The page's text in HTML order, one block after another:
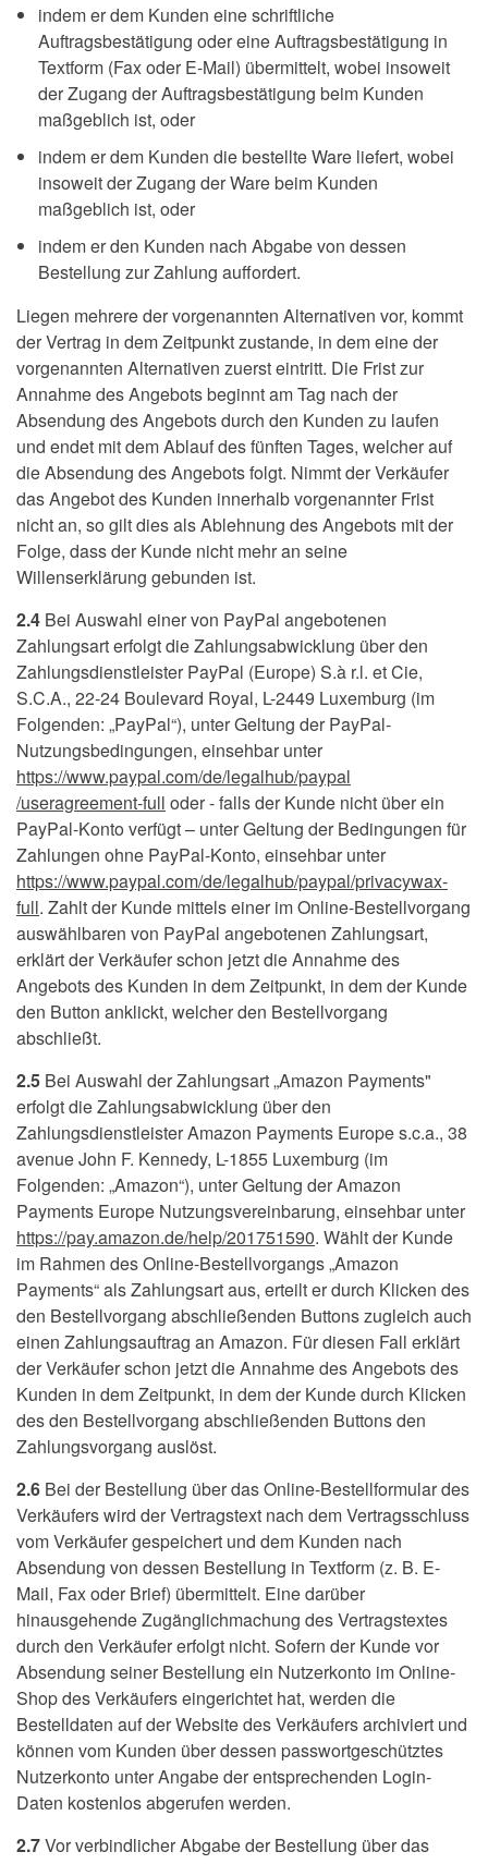
indem er dem Kunden eine schriftliche
Auftragsbestätigung oder eine Auftragsbestätigung in
Textform (Fax oder E-Mail) übermittelt, wobei insoweit
der Zugang der Auftragsbestätigung beim Kunden
maßgeblich ist, oder
indem er dem Kunden die bestellte Ware liefert, wobei
insoweit der Zugang der Ware beim Kunden
maßgeblich ist, oder
indem er den Kunden nach Abgabe von dessen
Bestellung zur Zahlung auffordert.
Liegen mehrere der vorgenannten Alternativen vor, kommt
der Vertrag in dem Zeitpunkt zustande, in dem eine der
vorgenannten Alternativen zuerst eintritt. Die Frist zur
Annahme des Angebots beginnt am Tag nach der
Absendung des Angebots durch den Kunden zu laufen
und endet mit dem Ablauf des fünften Tages, welcher auf
die Absendung des Angebots folgt. Nimmt der Verkäufer
das Angebot des Kunden innerhalb vorgenannter Frist
nicht an, so gilt dies als Ablehnung des Angebots mit der
Folge, dass der Kunde nicht mehr an seine
Willenserklärung gebunden ist.
2.4 Bei Auswahl einer von PayPal angebotenen
Zahlungsart erfolgt die Zahlungsabwicklung über den
Zahlungsdienstleister PayPal (Europe) S.à r.l. et Cie,
S.C.A., 22-24 Boulevard Royal, L-2449 Luxemburg (im
Folgenden: „PayPal“), unter Geltung der PayPal-
Nutzungsbedingungen, einsehbar unter
https://www.paypal.com/de/legalhub/paypal
/useragreement-full oder - falls der Kunde nicht über ein
PayPal-Konto verfügt – unter Geltung der Bedingungen für
Zahlungen ohne PayPal-Konto, einsehbar unter
https://www.paypal.com/de/legalhub/paypal/privacywax-
full. Zahlt der Kunde mittels einer im Online-Bestellvorgang
auswählbaren von PayPal angebotenen Zahlungsart,
erklärt der Verkäufer schon jetzt die Annahme des
Angebots des Kunden in dem Zeitpunkt, in dem der Kunde
den Button anklickt, welcher den Bestellvorgang
abschließt.
2.5 Bei Auswahl der Zahlungsart „Amazon Payments"
erfolgt die Zahlungsabwicklung über den
Zahlungsdienstleister Amazon Payments Europe s.c.a., 38
avenue John F. Kennedy, L-1855 Luxemburg (im
Folgenden: „Amazon“), unter Geltung der Amazon
Payments Europe Nutzungsvereinbarung, einsehbar unter
https://pay.amazon.de/help/201751590. Wählt der Kunde
im Rahmen des Online-Bestellvorgangs „Amazon
Payments“ als Zahlungsart aus, erteilt er durch Klicken des
den Bestellvorgang abschließenden Buttons zugleich auch
einen Zahlungsauftrag an Amazon. Für diesen Fall erklärt
der Verkäufer schon jetzt die Annahme des Angebots des
Kunden in dem Zeitpunkt, in dem der Kunde durch Klicken
des den Bestellvorgang abschließenden Buttons den
Zahlungsvorgang auslöst.
2.6 Bei der Bestellung über das Online-Bestellformular des
Verkäufers wird der Vertragstext nach dem Vertragsschluss
vom Verkäufer gespeichert und dem Kunden nach
Absendung von dessen Bestellung in Textform (z. B. E-
Mail, Fax oder Brief) übermittelt. Eine darüber
hinausgehende Zugänglichmachung des Vertragstextes
durch den Verkäufer erfolgt nicht. Sofern der Kunde vor
Absendung seiner Bestellung ein Nutzerkonto im Online-
Shop des Verkäufers eingerichtet hat, werden die
Bestelldaten auf der Website des Verkäufers archiviert und
können vom Kunden über dessen passwortgeschütztes
Nutzerkonto unter Angabe der entsprechenden Login-
Daten kostenlos abgerufen werden.
2.7Vor verbindlicher Abgabe der Bestellung über das